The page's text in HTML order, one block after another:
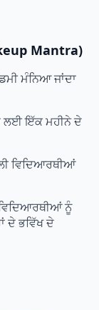
Mantra)
ਮੰਨਿਆ ਜਾਂਦਾ
ਲਈ ਇੱਕ ਮਹੀਨੇ ਦੇ
ਵਿਦਿਆਰਥੀਆਂ
ਨੂੰ
ਦੇ ਭਵਿੱਖ ਦੇ